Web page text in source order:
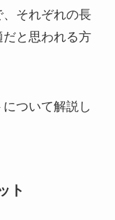
それぞれの長
と思われる方
ついて解説し
ト